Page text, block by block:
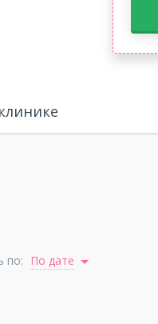
по: По дате